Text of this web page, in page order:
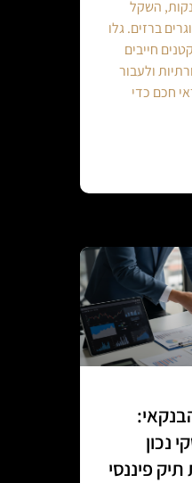
השקל
ברזים. גלו
חייבים
ולעבור
חכם כדי
נכון
פיננסי